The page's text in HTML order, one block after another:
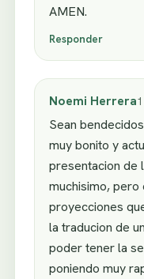
AMEN.
Responder
Noemi Herrera
Sean
muy bonito y
presentacion de
muchisimo, pero
proyecciones
la traducion de
poder tener la
poniendo muy